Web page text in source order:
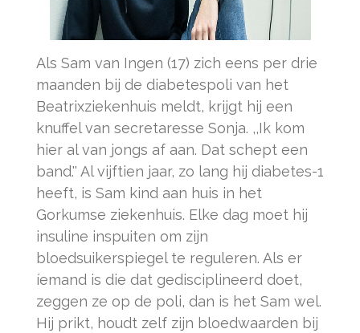
Als Sam van Ingen (17) zich eens per drie
maanden bij de diabetespoli van het
Beatrixziekenhuis meldt, krijgt hij een
knuffel van secretaresse Sonja. ,,Ik kom
hier al van jongs af aan. Dat schept een
band.'' Al vijftien jaar, zo lang hij diabetes-1
heeft, is Sam kind aan huis in het
Gorkumse ziekenhuis. Elke dag moet hij
insuline inspuiten om zijn
bloedsuikerspiegel te reguleren. Als er
íemand is die dat gedisciplineerd doet,
zeggen ze op de poli, dan is het Sam wel.
Hij prikt, houdt zelf zijn bloedwaarden bij